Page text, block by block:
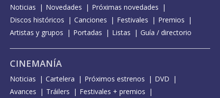
Noticias Novedades
Próximas novedades
Discos históricos
Canciones Festivales
Premios
Artistas y grupos
Portadas Listas Guía / directorio
CINEMANÍA
Noticias Cartelera Próximos estrenos
DVD
Avances
Tráilers Festivales + premios